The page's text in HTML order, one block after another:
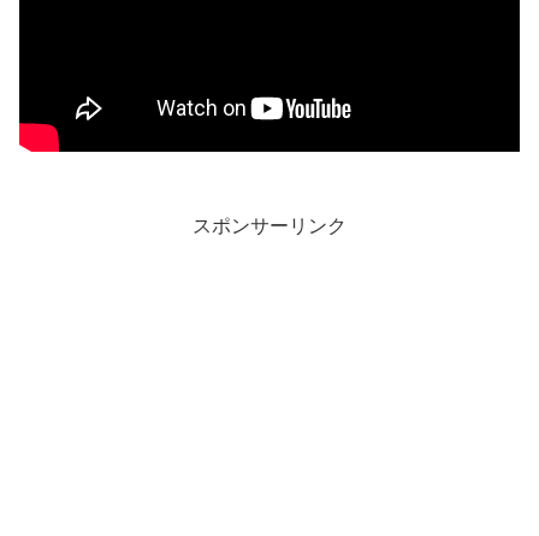
スポンサーリンク